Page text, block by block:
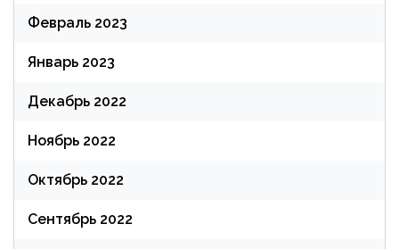
Февраль 2023
Январь 2023
Декабрь 2022
Ноябрь 2022
Октябрь 2022
Сентябрь 2022